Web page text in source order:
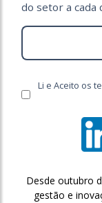
do setor a cada
Li e Aceito os
Desde outubro
gestão e